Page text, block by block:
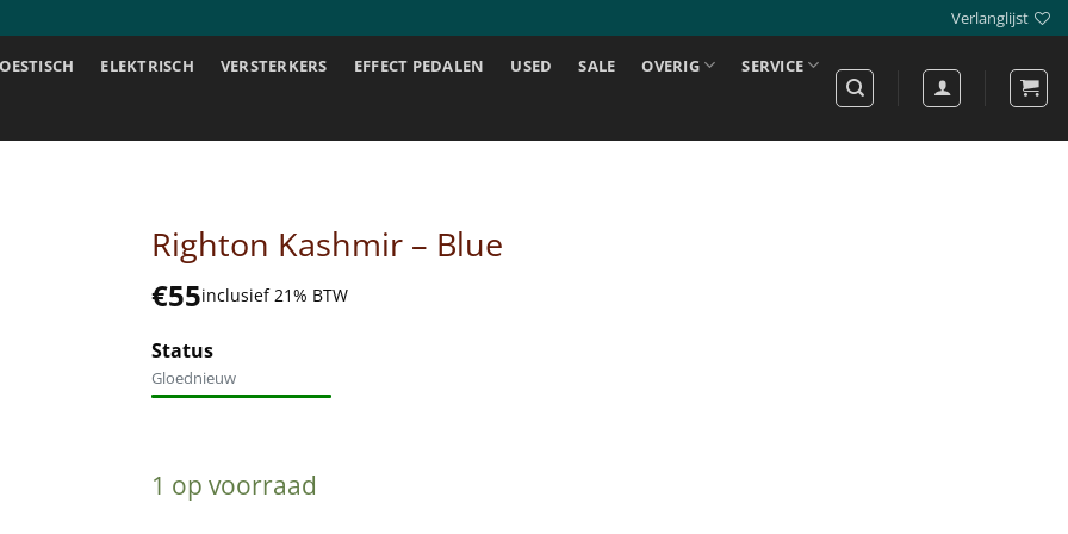
Verlanglijst
ELEKTRISCH VERSTERKERS EFFECT PEDALEN USED SALE OVERIG SERVICE
Righton Kashmir – Blue
€55inclusief 21% BTW
Status
Gloednieuw
1 op voorraad